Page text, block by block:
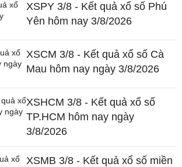
XSPY 3/8 - Kết quả xổ số Phú
Yên hôm nay 3/8/2026
XSCM 3/8 - Kết quả xổ số Cà
Mau hôm nay ngày 3/8/2026
XSHCM 3/8 - Kết quả xổ số
TP.HCM hôm nay ngày
3/8/2026
XSMB 3/8 - Kết quả xổ số miền